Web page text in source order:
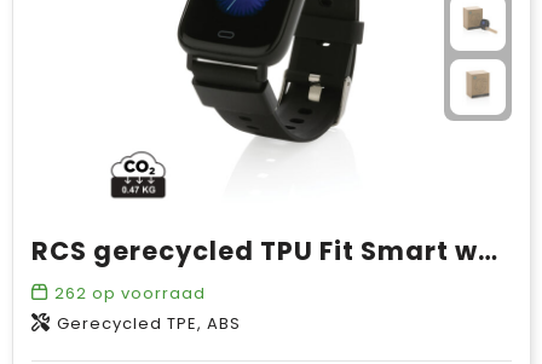
RCS gerecycled TPU Fit Smart watch
262 op voorraad
Gerecycled TPE, ABS